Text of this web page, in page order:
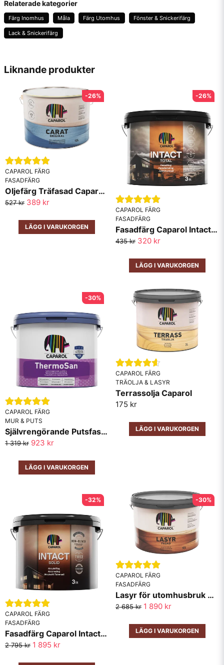
Liknande produkter
CAPAROL FÄRG
FASADFÄRG
Oljefärg Träfasad Caparol Carat
527 kr 389 kr
LÄGG I VARUKORGEN
-26%
CAPAROL FÄRG
FASADFÄRG
Fasadfärg Caparol Intact Max Total
435 kr 320 kr
LÄGG I VARUKORGEN
-26%
CAPAROL FÄRG
MUR & PUTS
Självrengörande Putsfasadfärg Caparol Thermosan
1 319 kr 923 kr
LÄGG I VARUKORGEN
-30%
CAPAROL FÄRG
TRÄOLJA & LASYR
Terrassolja Caparol
175 kr
LÄGG I VARUKORGEN
CAPAROL FÄRG
FASADFÄRG
Fasadfärg Caparol Intact Solid 10lit
2 795 kr 1 895 kr
-32%
CAPAROL FÄRG
FASADFÄRG
Lasyr för utomhusbruk Caparol
2 685 kr 1 890 kr
LÄGG I VARUKORGEN
-30%
email
Mejladress
Ja, ni får publicera min fråga
Skicka fråga
Relaterade kategorier
Färg Inomhus Måla Färg Utomhus Fönster & Snickerifärg
Lack & Snickerifärg